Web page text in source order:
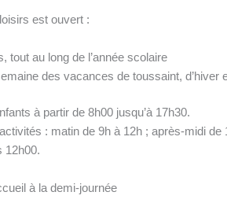
est ouvert :
tout au long de l’année scolaire
des vacances de toussaint, d’hiver
à partir de 8h00 jusqu’à 17h30.
: matin de 9h à 12h ; après-midi de
12h00.
à la demi-journée